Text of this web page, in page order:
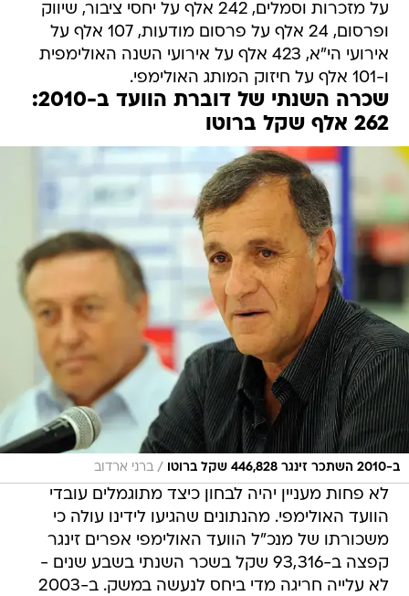
על מזכרות וסמלים, 242 אלף על יחסי ציבור, שיווק
ופרסום, 24 אלף על פרסום מודעות, 107 אלף על
אירועי הי"א, 423 אלף על אירועי השנה האולימפית
ו-101 אלף על חיזוק המותג האולימפי.
שכרה השנתי של דוברת הוועד ב-2010:
262 אלף שקל ברוטו
ב-2010 השתכר זינגר 446,828 שקל ברוטו / ברני ארדוב
לא פחות מעניין יהיה לבחון כיצד מתוגמלים עובדי
הוועד האולימפי. מהנתונים שהגיעו לידינו עולה כי
משכורתו של מנכ"ל הוועד האולימפי אפרים זינגר
קפצה ב-93,316 שקל בשכר השנתי בשבע שנים -
לא עלייה חריגה מדי ביחס לנעשה במשק. ב-2003